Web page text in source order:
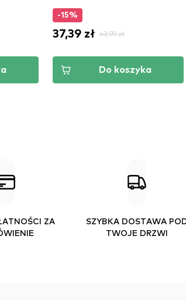
-15%
37,39 zł 43,99 zł
Do koszyka
ZA
SZYBKA DOSTAWA
TWOJE DRZWI